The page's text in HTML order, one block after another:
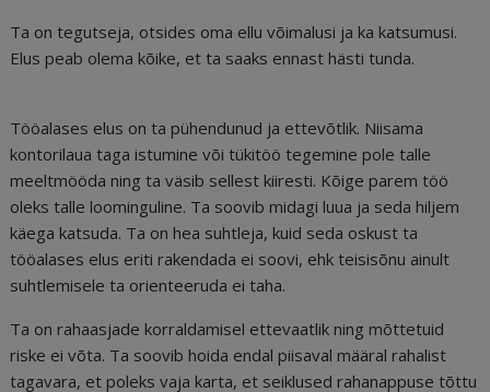
Ta on tegutseja, otsides oma ellu võimalusi ja ka katsumusi.
Elus peab olema kõike, et ta saaks ennast hästi tunda.
Tööalases elus on ta pühendunud ja ettevõtlik. Niisama
kontorilaua taga istumine või tükitöö tegemine pole talle
meeltmööda ning ta väsib sellest kiiresti. Kõige parem töö
oleks talle loominguline. Ta soovib midagi luua ja seda hiljem
käega katsuda. Ta on hea suhtleja, kuid seda oskust ta
tööalases elus eriti rakendada ei soovi, ehk teisisõnu ainult
suhtlemisele ta orienteeruda ei taha.
Ta on rahaasjade korraldamisel ettevaatlik ning mõttetuid
riske ei võta. Ta soovib hoida endal piisaval määral rahalist
tagavara, et poleks vaja karta, et seiklused rahanappuse tõttu